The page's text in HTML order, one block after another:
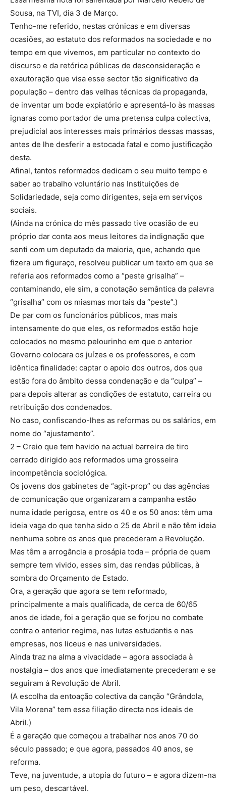
Sousa, na TVI, dia 3 de Março.
Tenho-me referido, nestas crónicas e em diversas
ocasiões, ao estatuto dos reformados na sociedade e no
tempo em que vivemos, em particular no contexto do
discurso e da retórica públicas de desconsideração e
exautoração que visa esse sector tão significativo da
população – dentro das velhas técnicas da propaganda,
de inventar um bode expiatório e apresentá-lo às massas
ignaras como portador de uma pretensa culpa colectiva,
prejudicial aos interesses mais primários dessas massas,
antes de lhe desferir a estocada fatal e como justificação
desta.
Afinal, tantos reformados dedicam o seu muito tempo e
saber ao trabalho voluntário nas Instituições de
Solidariedade, seja como dirigentes, seja em serviços
sociais.
(Ainda na crónica do mês passado tive ocasião de eu
próprio dar conta aos meus leitores da indignação que
senti com um deputado da maioria, que, achando que
fizera um figuraço, resolveu publicar um texto em que se
referia aos reformados como a “peste grisalha” –
contaminando, ele sim, a conotação semântica da palavra
“grisalha” com os miasmas mortais da “peste”.)
De par com os funcionários públicos, mas mais
intensamente do que eles, os reformados estão hoje
colocados no mesmo pelourinho em que o anterior
Governo colocara os juízes e os professores, e com
idêntica finalidade: captar o apoio dos outros, dos que
estão fora do âmbito dessa condenação e da “culpa” –
para depois alterar as condições de estatuto, carreira ou
retribuição dos condenados.
No caso, confiscando-lhes as reformas ou os salários, em
nome do “ajustamento”.
2 – Creio que tem havido na actual barreira de tiro
cerrado dirigido aos reformados uma grosseira
incompetência sociológica.
Os jovens dos gabinetes de “agit-prop” ou das agências
de comunicação que organizaram a campanha estão
numa idade perigosa, entre os 40 e os 50 anos: têm uma
ideia vaga do que tenha sido o 25 de Abril e não têm ideia
nenhuma sobre os anos que precederam a Revolução.
Mas têm a arrogância e prosápia toda – própria de quem
sempre tem vivido, esses sim, das rendas públicas, à
sombra do Orçamento de Estado.
Ora, a geração que agora se tem reformado,
principalmente a mais qualificada, de cerca de 60/65
anos de idade, foi a geração que se forjou no combate
contra o anterior regime, nas lutas estudantis e nas
empresas, nos liceus e nas universidades.
Ainda traz na alma a vivacidade – agora associada à
nostalgia – dos anos que imediatamente precederam e se
seguiram à Revolução de Abril.
(A escolha da entoação colectiva da canção “Grândola,
Vila Morena” tem essa filiação directa nos ideais de
Abril.)
É a geração que começou a trabalhar nos anos 70 do
século passado; e que agora, passados 40 anos, se
reforma.
Teve, na juventude, a utopia do futuro – e agora dizem-na
um peso, descartável.